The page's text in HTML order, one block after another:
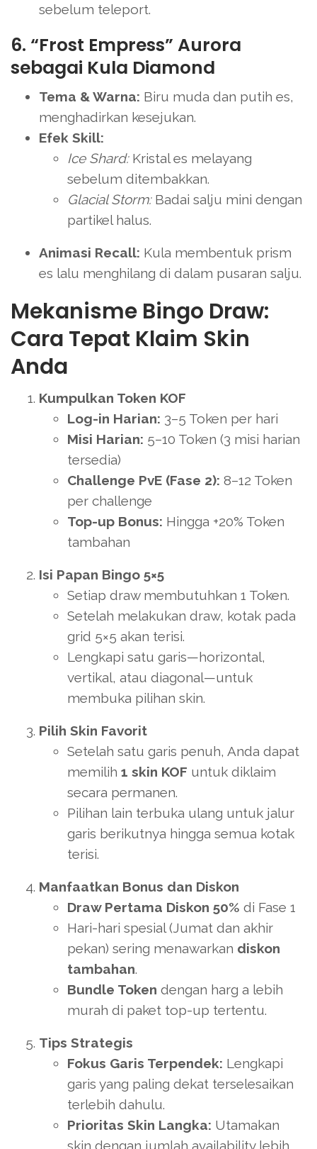
sebelum teleport.
6. “Frost Empress” Aurora
sebagai Kula Diamond
Tema & Warna: Biru muda dan putih es,
menghadirkan kesejukan.
Efek Skill:
Ice Shard:Kristal es melayang
sebelum ditembakkan.
Glacial Storm:Badai salju mini dengan
partikel halus.
Animasi Recall: Kula membentuk prism
es lalu menghilang di dalam pusaran salju.
Mekanisme Bingo Draw:
Cara Tepat Klaim Skin
Anda
Kumpulkan Token KOF
Log-in Harian: 3–5 Token per hari
Misi Harian: 5–10 Token (3 misi harian
tersedia)
Challenge PvE (Fase 2): 8–12 Token
per challenge
Top-up Bonus: Hingga +20% Token
tambahan
Isi Papan Bingo 5×5
Setiap draw membutuhkan 1 Token.
Setelah melakukan draw, kotak pada
grid 5×5 akan terisi.
Lengkapi satu garis—horizontal,
vertikal, atau diagonal—untuk
membuka pilihan skin.
Pilih Skin Favorit
Setelah satu garis penuh, Anda dapat
memilih 1 skin KOF untuk diklaim
secara permanen.
Pilihan lain terbuka ulang untuk jalur
garis berikutnya hingga semua kotak
terisi.
Manfaatkan Bonus dan Diskon
Draw Pertama Diskon 50% di Fase 1
Hari-hari spesial (Jumat dan akhir
pekan) sering menawarkan diskon
tambahan.
Bundle Token dengan harg a lebih
murah di paket top-up tertentu.
Tips Strategis
Fokus Garis Terpendek: Lengkapi
garis yang paling dekat terselesaikan
terlebih dahulu.
Prioritas Skin Langka: Utamakan
skin dengan jumlah availability lebih